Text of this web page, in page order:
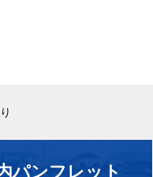
パンフレット